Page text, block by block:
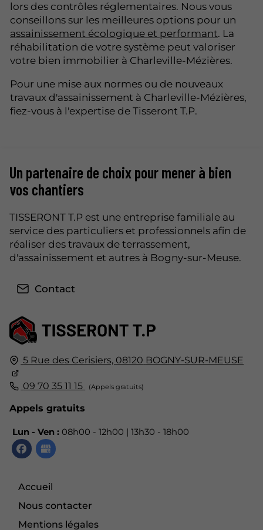
lors des contrôles réglementaires. Nous vous
conseillons sur les meilleures options pour un
assainissement écologique et performant. La
réhabilitation de votre système peut valoriser
votre bien immobilier à Charleville-Mézières.
Pour une mise aux normes ou de nouveaux
travaux d'assainissement à Charleville-Mézières,
fiez-vous à l'expertise de Tisseront T.P.
5 Rue des Cerisiers, 08120 BOGNY-SUR-MEUSE
09 70 35 11 15
Appels gratuits
Lun - Ven : 08h00 - 12h00 | 13h30 - 18h00
Accueil
Nous contacter
Mentions légales
Un partenaire de choix pour mener à bien
vos chantiers
TISSERONT T.P est une entreprise familiale au
service des particuliers et professionnels afin de
réaliser des travaux de terrassement,
d'assainissement et autres à Bogny-sur-Meuse.
Contact